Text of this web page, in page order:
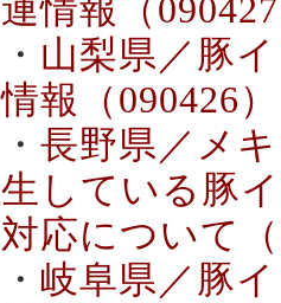
連情報（
・ 山梨県／豚
情報（090426）
・ 長野県／メ
生している豚
対応について
・ 岐阜県／豚